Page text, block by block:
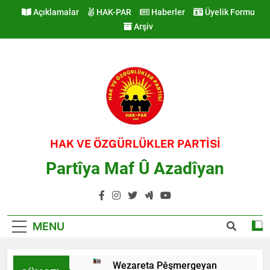
Açıklamalar HAK-PAR Haberler
Üyelik Formu
Arşiv
HAK VE ÖZGÜRLÜKLER PARTİSİ
Partîya Maf Û Azadîyan
MENU
Wezareta Pêşmergeyan